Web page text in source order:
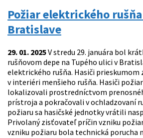
Požiar elektrického
Bratislave
29. 01. 2025V stredu 29. januára bol
rušňovom depe na Tupého ulici v
elektrického rušňa. Hasiči
v interiéri menšieho rušňa. Hasiči
lokalizovali prostredníctvom
prístroja a pokračovali v ochladzovaní
požiaru sa hasičské jednotky vrátili
Privolaný zisťovateľ príčin vzniku
vzniku požiaru bola technická porucha